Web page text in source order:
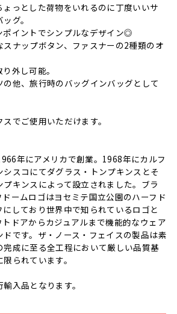
っとした荷物をいれるのに丁度いいサ
グ。
ポイントでシンプルなデザイン◎
ナップボタン、ファスナーの2種類のオ
外し可能。
他、旅行時のバッグインバッグとして
でご使用いただけます。
年にアメリカで創業。1968年にカルフ
シスコにてダグラス・トンプキンスとそ
キンスによって設立されました。ブラ
ームロゴはヨセミテ国立公園のハーフド
しており世界中で知られているロゴと
ドアからカジュアルまで機能的なウェア
です。ザ・ノース・フェイスの製品は素
成に至る全工程において厳しい品質基
られています。
入品となります。